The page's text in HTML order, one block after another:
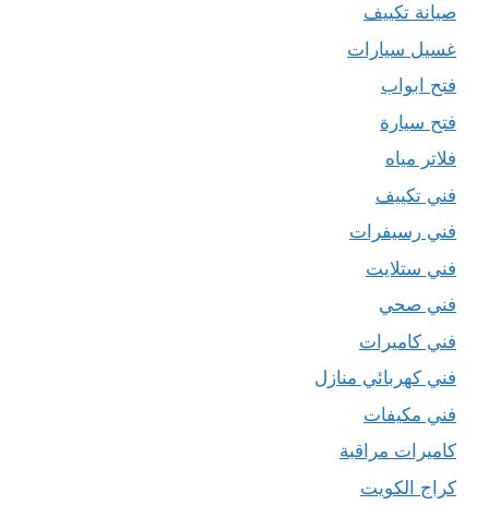
صيانة تكييف
غسيل سيارات
فتح ابواب
فتح سيارة
فلاتر مياه
فني تكييف
فني رسيفرات
فني ستلايت
فني صحي
فني كاميرات
فني كهربائي منازل
فني مكيفات
كاميرات مراقبة
كراج الكويت